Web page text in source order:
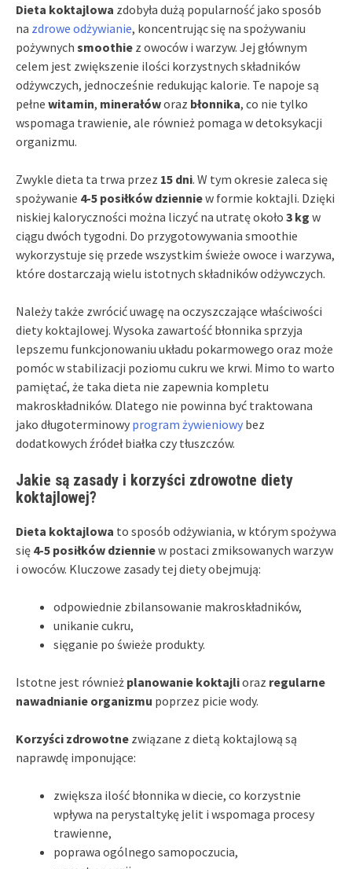
Dieta koktajlowa zdobyła dużą popularność jako sposób
na zdrowe odżywianie, koncentrując się na spożywaniu
pożywnych smoothie z owoców i warzyw. Jej głównym
celem jest zwiększenie ilości korzystnych składników
odżywczych, jednocześnie redukując kalorie. Te napoje są
pełne witamin, minerałóworaz błonnika, co nie tylko
wspomaga trawienie, ale również pomaga w detoksykacji
organizmu.
Zwykle dieta ta trwa przez 15 dni. W tym okresie zaleca się
spożywanie 4-5 posiłków dzienniew formie koktajli. Dzięki
niskiej kaloryczności można liczyć na utratę około 3 kg w
ciągu dwóch tygodni. Do przygotowywania smoothie
wykorzystuje się przede wszystkim świeże owoce i warzywa,
które dostarczają wielu istotnych składników odżywczych.
Należy także zwrócić uwagę na oczyszczające właściwości
diety koktajlowej. Wysoka zawartość błonnika sprzyja
lepszemu funkcjonowaniu układu pokarmowego oraz może
pomóc w stabilizacji poziomu cukru we krwi. Mimo to warto
pamiętać, że taka dieta nie zapewnia kompletu
makroskładników. Dlatego nie powinna być traktowana
jako długoterminowy program żywieniowy bez
dodatkowych źródeł białka czy tłuszczów.
Jakie są zasady i korzyści zdrowotne diety
koktajlowej?
Dieta koktajlowa to sposób odżywiania, w którym spożywa
się 4-5 posiłków dzienniew postaci zmiksowanych warzyw
i owoców. Kluczowe zasady tej diety obejmują:
odpowiednie zbilansowanie makroskładników,
unikanie cukru,
sięganie po świeże produkty.
Istotne jest również planowanie koktajlioraz regularne
nawadnianie organizmu poprzez picie wody.
Korzyści zdrowotne związane z dietą koktajlową są
naprawdę imponujące:
zwiększa ilość błonnika w diecie, co korzystnie
wpływa na perystaltykę jelit i wspomaga procesy
trawienne,
poprawa ogólnego samopoczucia,